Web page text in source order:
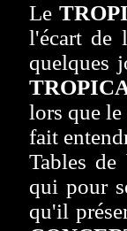
Le
l'écart de
quelques
lors que
fait
Tables de
qui pour
qu'il